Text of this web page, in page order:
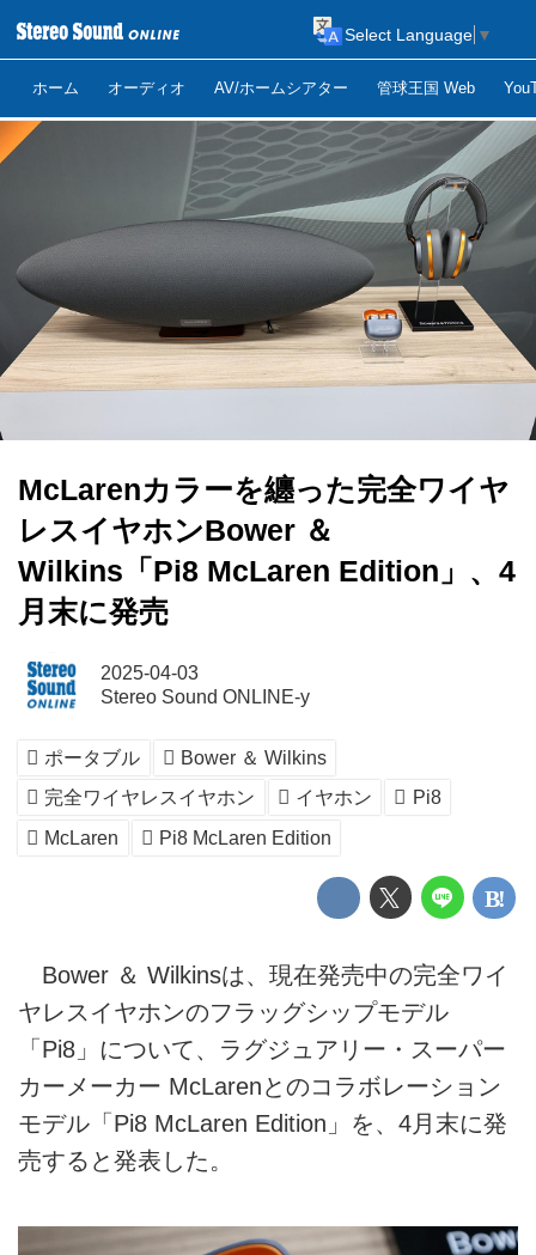
ホーム オーディオ AV/ホームシアター 管球王国 Web
Select Language ▼
McLarenカラーを纏った完全ワイヤ
レスイヤホンBower ＆
Wilkins「Pi8 McLaren Edition」、4
月末に発売
2025-04-03
Stereo Sound ONLINE-y
ポータブル
Bower ＆ Wilkins
完全ワイヤレスイヤホン
イヤホン
Pi8
McLaren
Pi8 McLaren Edition
Bower ＆ Wilkinsは、現在発売中の完全ワイ
ヤレスイヤホンのフラッグシップモデル
「Pi8」について、ラグジュアリー・スーパー
カーメーカー McLarenとのコラボレーション
モデル「Pi8 McLaren Edition」を、4月末に発
売すると発表した。